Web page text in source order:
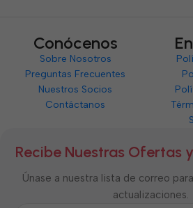
Conócenos
Sobre Nosotros
Preguntas Frecuentes
Nuestros Socios
Contáctanos
Recibe Nuestras Ofertas
Únase a nuestra lista de correo
actualizaciones.